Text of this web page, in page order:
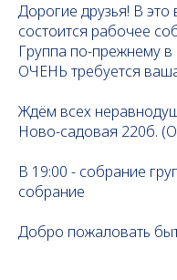
Дорогие друзья! В
состоится рабочее
Группа по-прежнему
ОЧЕНЬ требуется
Ждём всех
Ново-садовая 220б.
В 19:00 - собрание
собрание
Добро пожаловать